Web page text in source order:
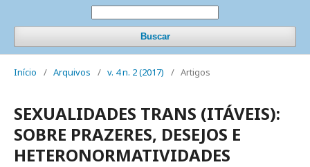
Buscar
Início / Arquivos / v. 4 n. 2 (2017) / Artigos
SEXUALIDADES TRANS (ITÁVEIS):
SOBRE PRAZERES, DESEJOS E
HETERONORMATIVIDADES